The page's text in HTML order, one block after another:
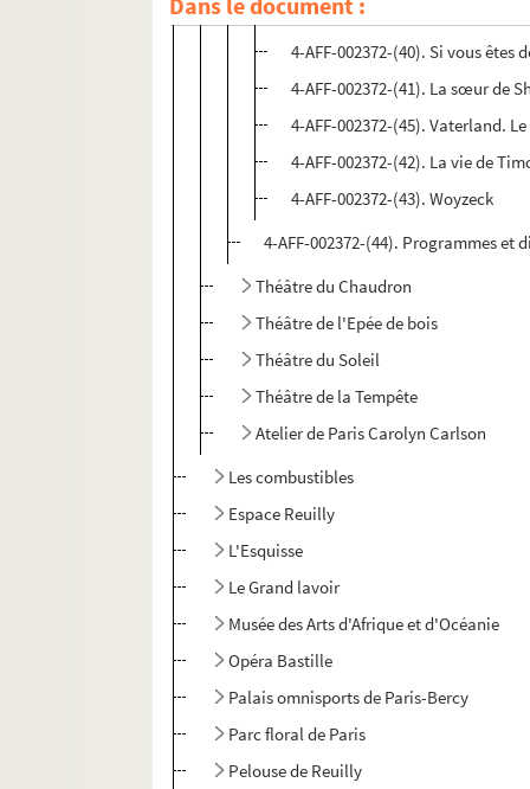
4-AFF-002372-(39). Si c'est un
4-AFF-002372-(40). Si vous êtes
4-AFF-002372-(41). La sœur de
4-AFF-002372-(45). Vaterland.
4-AFF-002372-(42). La vie de
4-AFF-002372-(43). Woyzeck
4-AFF-002372-(44). Programmes et
Théâtre du Chaudron
Théâtre de l'Epée de bois
Théâtre du Soleil
Théâtre de la Tempête
Atelier de Paris Carolyn Carlson
Les combustibles
Espace Reuilly
L'Esquisse
Le Grand lavoir
Musée des Arts d'Afrique et d'Océanie
Opéra Bastille
Palais omnisports de Paris-Bercy
Parc floral de Paris
Pelouse de Reuilly